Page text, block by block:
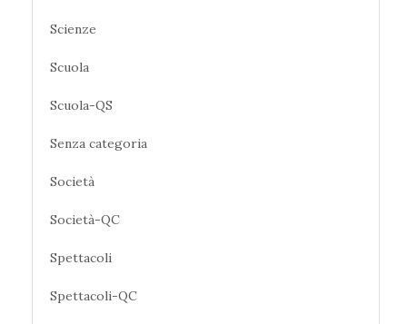
Scienze
Scuola
Scuola-QS
Senza categoria
Società
Società-QC
Spettacoli
Spettacoli-QC